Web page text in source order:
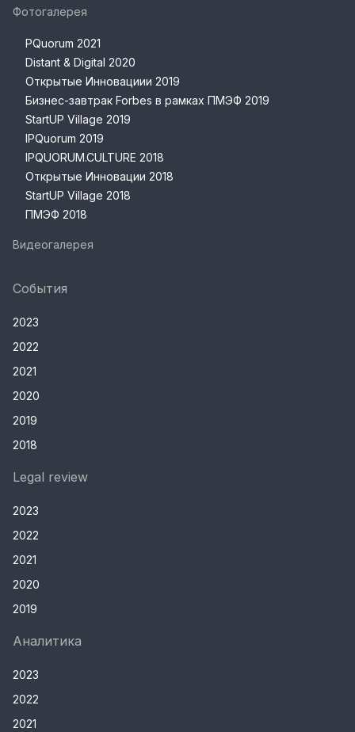
Фотогалерея
PQuorum 2021
Distant & Digital 2020
Открытые Инновациии 2019
Бизнес-завтрак Forbes в рамках ПМЭФ 2019
StartUP Village 2019
IPQuorum 2019
IPQUORUM.CULTURE 2018
Открытые Инновации 2018
StartUP Village 2018
ПМЭФ 2018
Видеогалерея
События
2023
2022
2021
2020
2019
2018
Legal review
2023
2022
2021
2020
2019
Аналитика
2023
2022
2021